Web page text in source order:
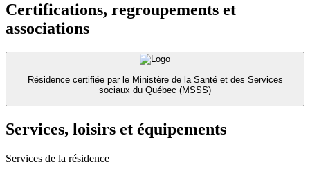
Certifications, regroupements et
associations
Résidence certifiée par le Ministère de la Santé et des Services
sociaux du Québec (MSSS)
Services, loisirs et équipements
Services de la résidence